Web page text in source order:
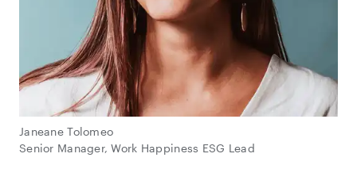
Janeane Tolomeo
Senior Manager, Work Happiness ESG Lead